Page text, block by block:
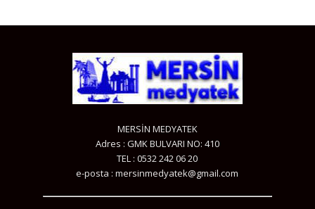
MERSİN MEDYATEK
Adres : GMK BULVARI NO: 410
TEL : 0532 242 06 20
e-posta : mersinmedyatek@gmail.com